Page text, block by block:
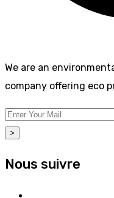
We are an
company offering eco
>
Nous suivre